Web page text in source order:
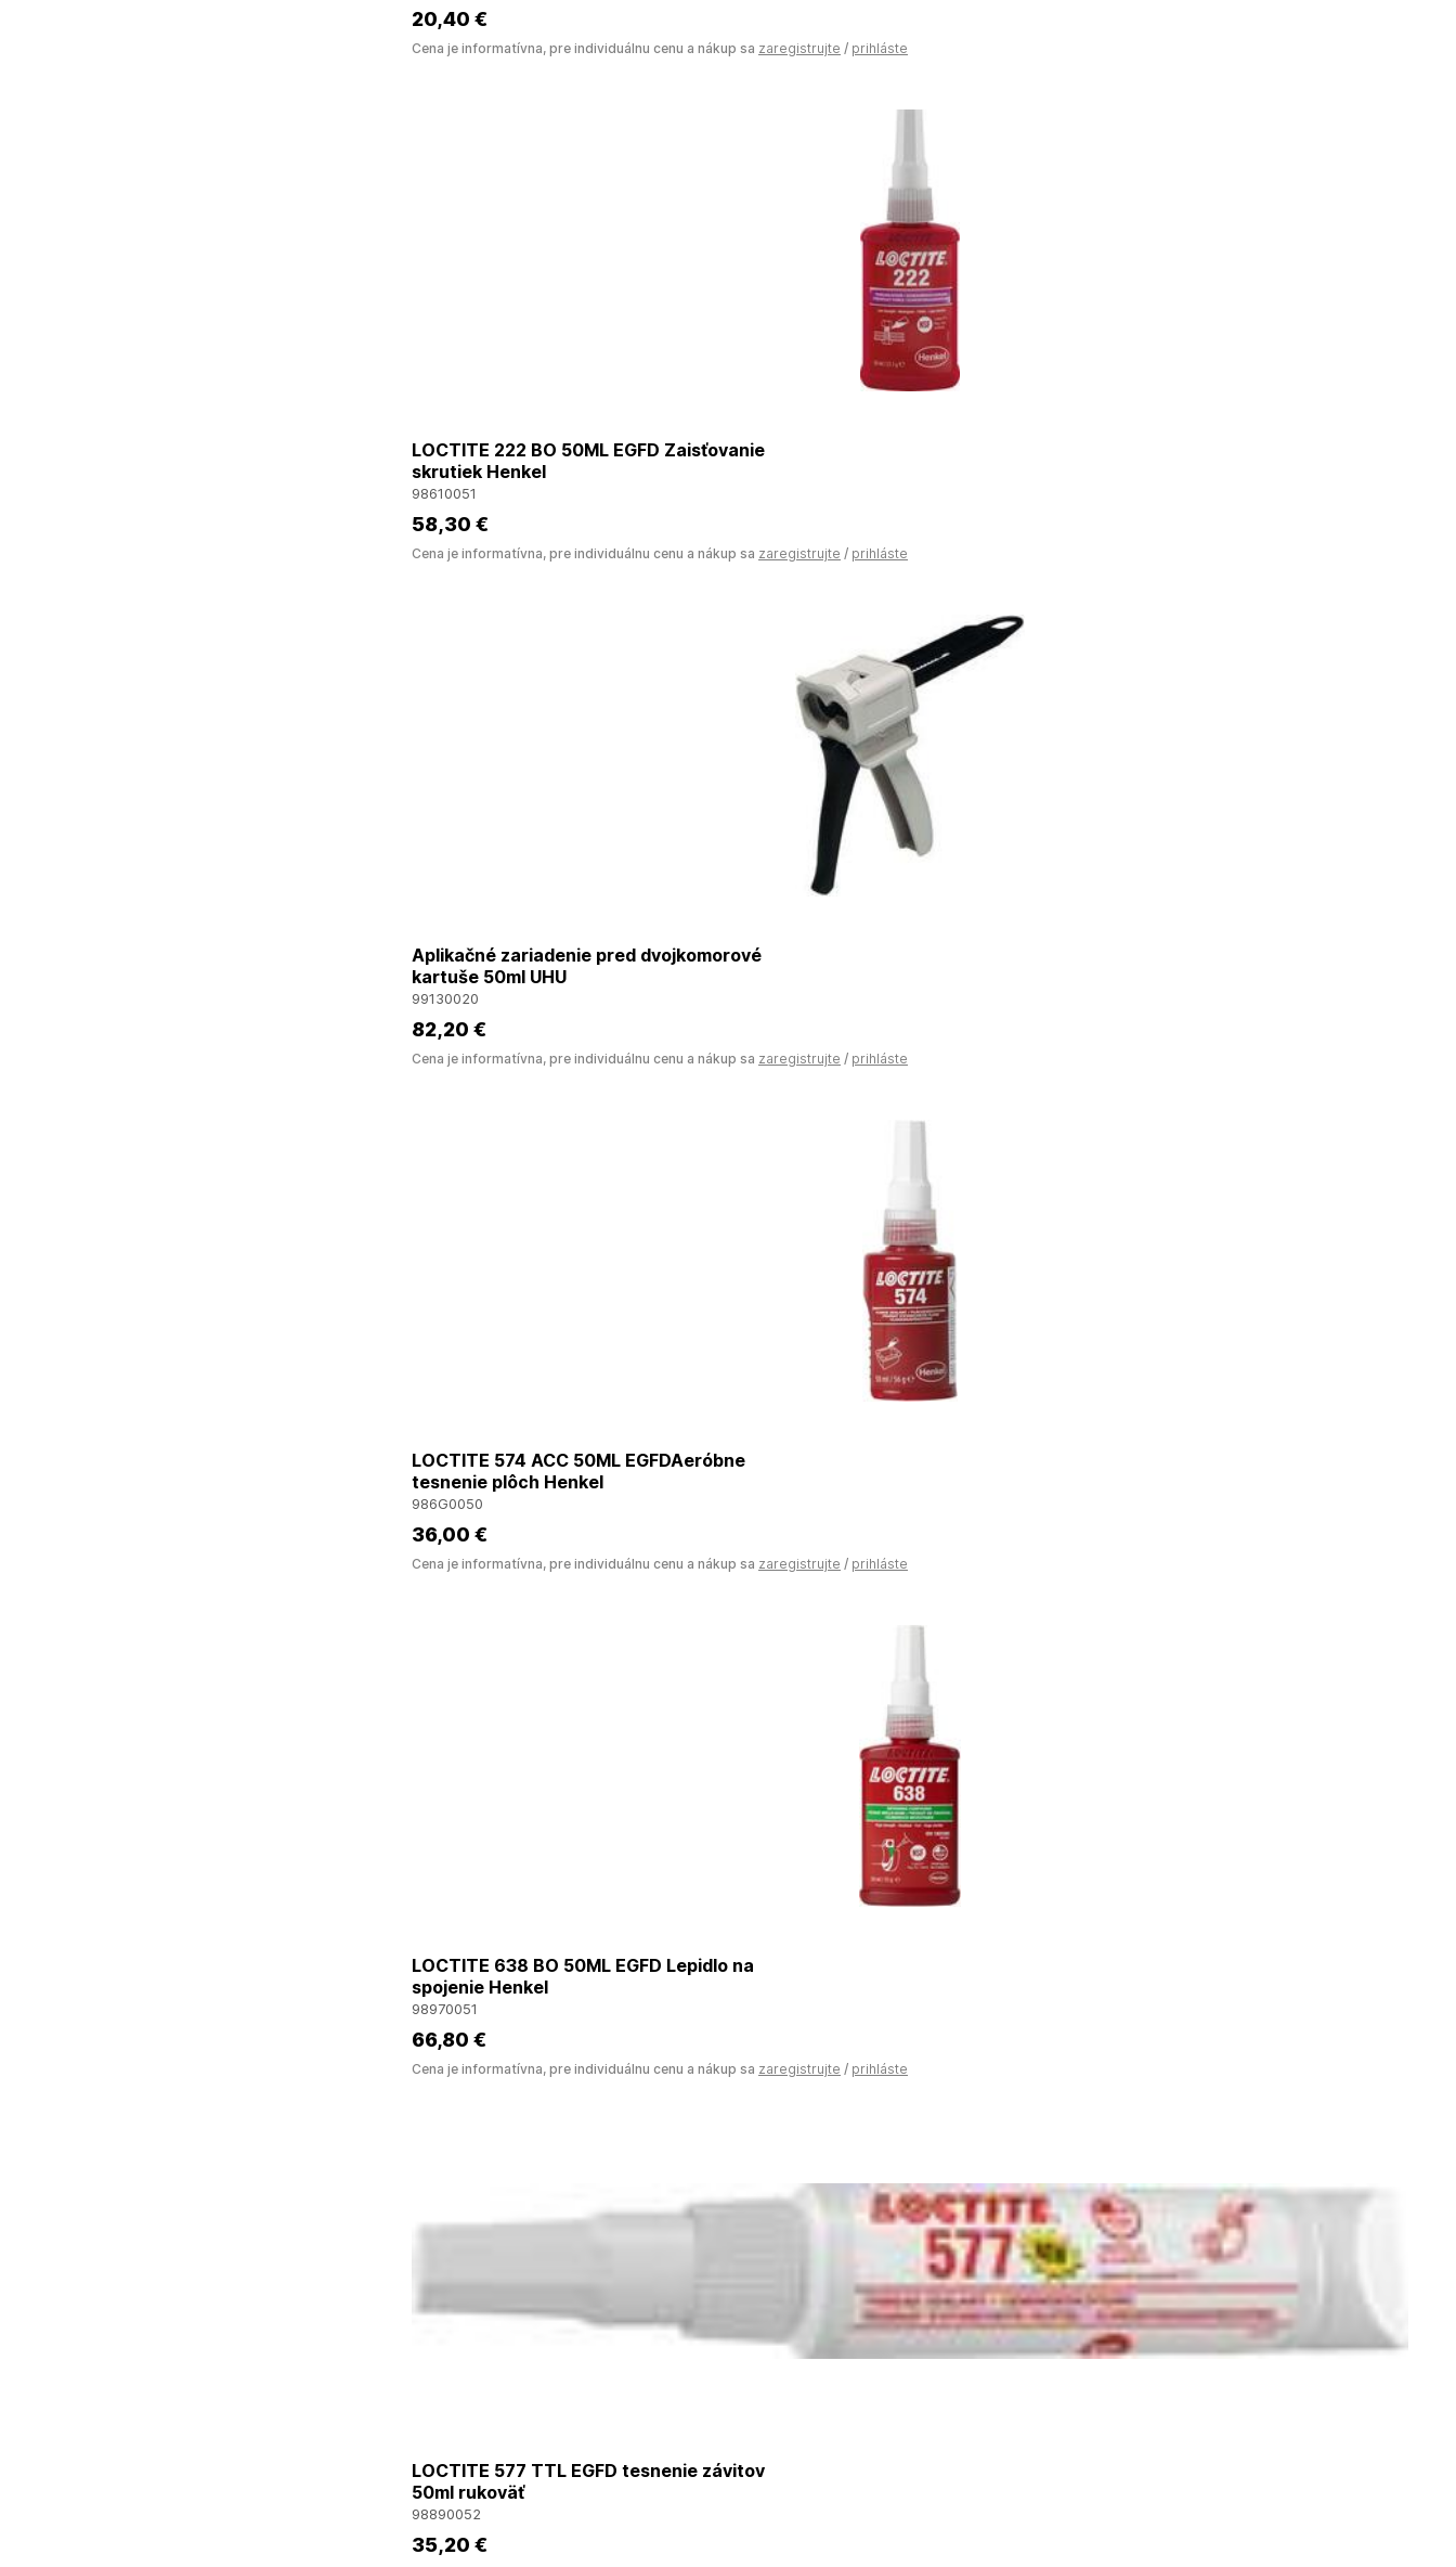
20,40 €
Cena je informatívna, pre individuálnu cenu a nákup sa zaregistrujte / prihláste
LOCTITE 222 BO 50ML EGFD Zaisťovanie
skrutiek Henkel
98610051
58,30 €
Cena je informatívna, pre individuálnu cenu a nákup sa zaregistrujte / prihláste
Aplikačné zariadenie pred dvojkomorové
kartuše 50ml UHU
99130020
82,20 €
Cena je informatívna, pre individuálnu cenu a nákup sa zaregistrujte / prihláste
LOCTITE 574 ACC 50ML EGFDAeróbne
tesnenie plôch Henkel
986G0050
36,00 €
Cena je informatívna, pre individuálnu cenu a nákup sa zaregistrujte / prihláste
LOCTITE 638 BO 50ML EGFD Lepidlo na
spojenie Henkel
98970051
66,80 €
Cena je informatívna, pre individuálnu cenu a nákup sa zaregistrujte / prihláste
LOCTITE 577 TTL EGFD tesnenie závitov
50ml rukoväť
98890052
35,20 €